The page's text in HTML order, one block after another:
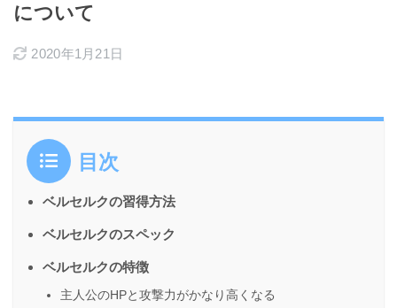
について
2020年1月21日
目次
ベルセルクの習得方法
ベルセルクのスペック
ベルセルクの特徴
主人公のHPと攻撃力がかなり高くなる